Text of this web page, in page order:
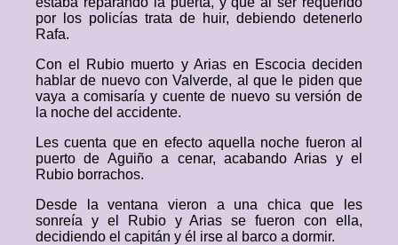
por los policías trata de huir, debiendo detenerlo
Rafa.
Con el Rubio muerto y Arias en Escocia deciden
hablar de nuevo con Valverde, al que le piden que
vaya a comisaría y cuente de nuevo su versión de
la noche del accidente.
Les cuenta que en efecto aquella noche fueron al
puerto de Aguiño a cenar, acabando Arias y el
Rubio borrachos.
Desde la ventana vieron a una chica que les
sonreía y el Rubio y Arias se fueron con ella,
decidiendo el capitán y él irse al barco a dormir.